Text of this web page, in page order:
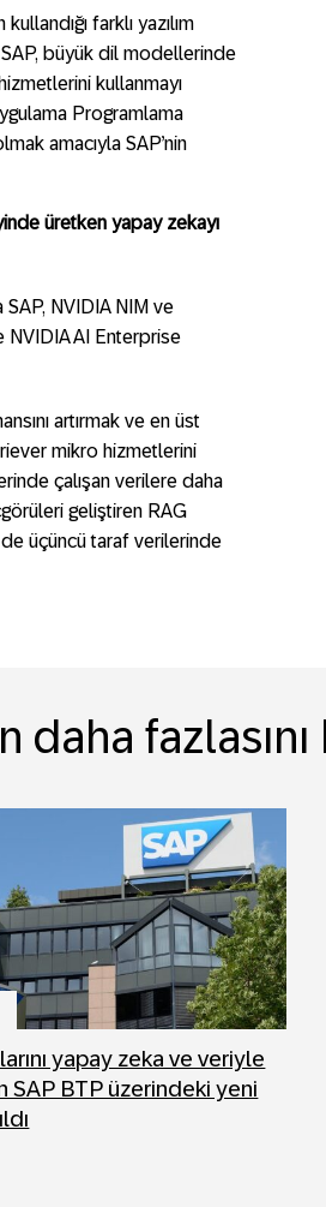
farklı yazılım
büyük dil modellerinde
kullanmayı
Programlama
amacıyla SAP’nin
üretken yapay zekayı
SAP, NVIDIA NIM ve
AI Enterprise
artırmak ve en üst
mikro hizmetlerini
çalışan verilere daha
geliştiren RAG
de üçüncü taraf verilerinde
daha
yapay zeka ve veriyle
SAP BTP üzerindeki yeni